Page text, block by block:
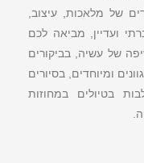
של מלאכות, עיצוב,
ועדיין, מביאה לכם
של עשיה, בביקורים
ומיוחדים, בסיורים
בטיולים במחוזות